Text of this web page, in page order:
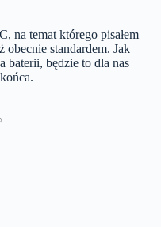
na temat którego pisałem
obecnie standardem. Jak
baterii, będzie to dla nas